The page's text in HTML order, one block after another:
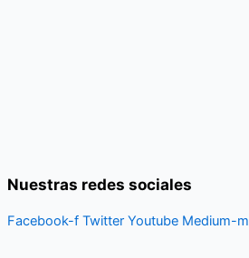
Nuestras redes sociales
Facebook-f Twitter Youtube Medium-m